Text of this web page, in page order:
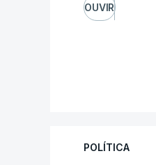
OUVIR
POLÍTICA